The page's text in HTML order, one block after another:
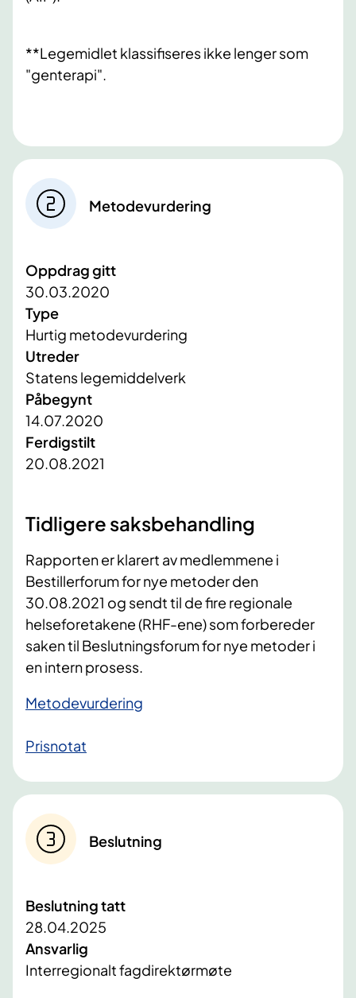
**Legemidlet klassifiseres ikke lenger som
"genterapi".
Metodevurdering
Oppdrag gitt
30.03.2020
Type
Hurtig metodevurdering
Utreder
Statens legemiddelverk
Påbegynt
14.07.2020
Ferdigstilt
20.08.2021
Tidligere saksbehandling
Rapporten er klarert av medlemmene i
Bestillerforum for nye metoder den
30.08.2021 og sendt til de fire regionale
helseforetakene (RHF-ene) som forbereder
saken til Beslutningsforum for nye metoder i
en intern prosess.​
Metodevurdering
Prisnotat​​
Beslutning
Beslutning tatt
28.04.2025
Ansvarlig
Interregionalt fagdirektørmøte